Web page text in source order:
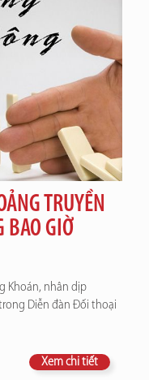
TRUYỀN
BAO GIỜ
Khoán, nhân dịp
Diễn đàn Đối thoại
Xem chi tiết